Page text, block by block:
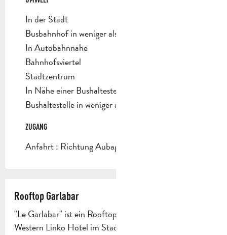
In der Stadt
Busbahnhof in weniger als 500 m
In Autobahnnähe
Bahnhofsviertel
Stadtzentrum
In Nähe einer Bushaltestelle
Bushaltestelle in weniger als 500 m
ZUGANG
ZUGANG
Anfahrt : Richtung Aubagne Stadtmitte.
Rooftop Garlabar
"Le Garlabar" ist ein Rooftop-Terrassencafé im Best
Western Linko Hotel im Stadtzentrum.